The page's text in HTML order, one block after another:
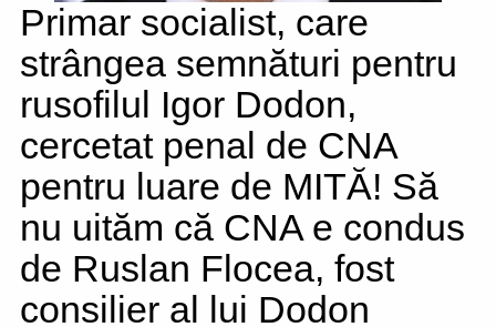
Primar socialist, care
strângea semnături pentru
rusofilul Igor Dodon,
cercetat penal de CNA
pentru luare de MITĂ! Să
nu uităm că CNA e condus
de Ruslan Flocea, fost
consilier al lui Dodon